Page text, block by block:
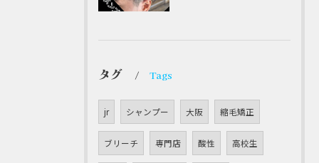
タグ Tags
jr シャンプー 大阪 縮毛矯正
ブリーチ 専門店 酸性 高校生